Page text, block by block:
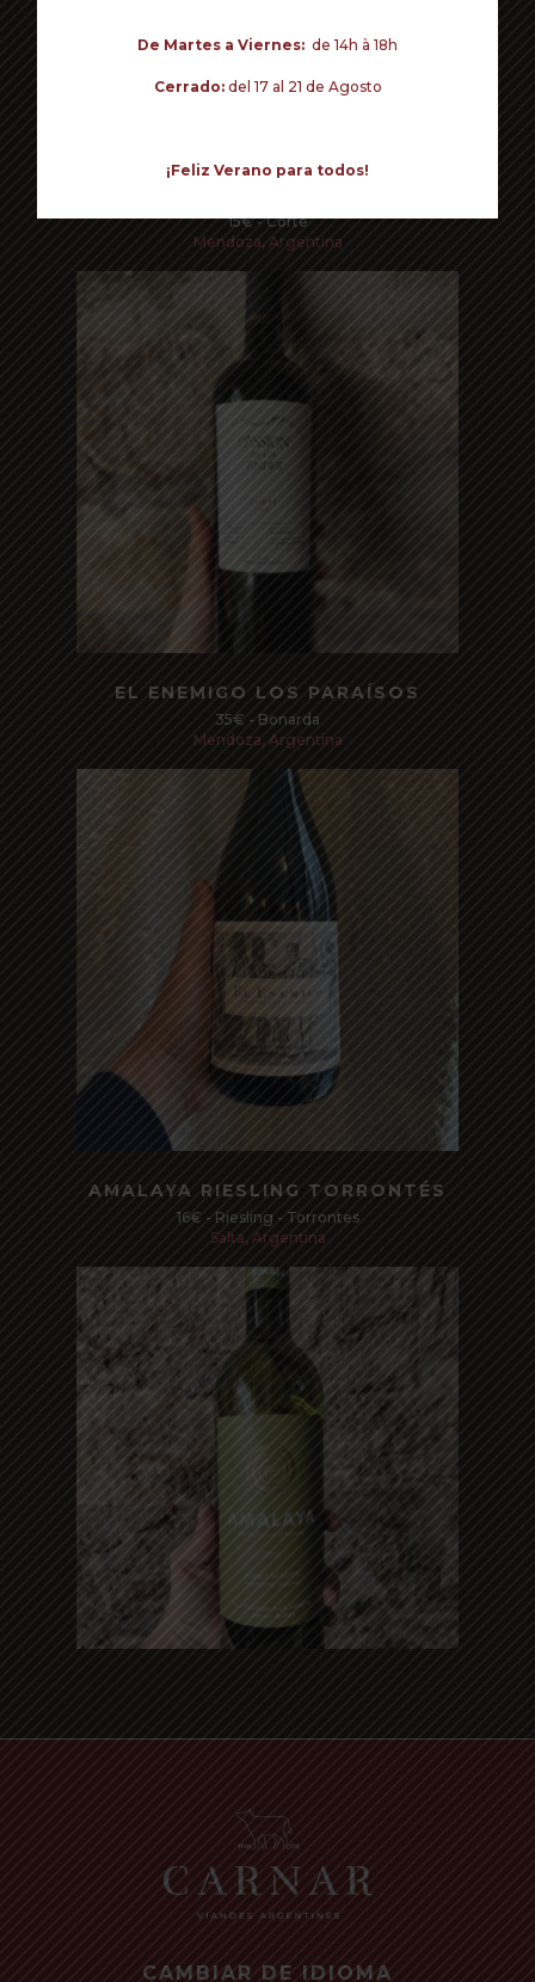
Read more
15€ - Corte
Mendoza, Argentina
EL ENEMIGO LOS PARAÍSOS
35€ - Bonarda
Mendoza, Argentina
AMALAYA RIESLING TORRONTÉS
16€ - Riesling - Torrontes
Salta, Argentina
CAMBIAR DE IDIOMA
De Martes a Viernes: de 14h à 18h
Cerrado: del 17 al 21 de Agosto
¡Feliz Verano para todos!